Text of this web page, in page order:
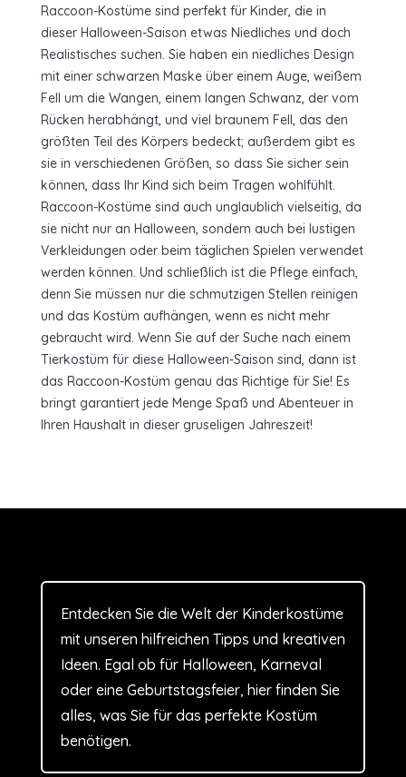
Raccoon-Kostüme sind perfekt für Kinder, die in
dieser Halloween-Saison etwas Niedliches und doch
Realistisches suchen. Sie haben ein niedliches Design
mit einer schwarzen Maske über einem Auge, weißem
Fell um die Wangen, einem langen Schwanz, der vom
Rücken herabhängt, und viel braunem Fell, das den
größten Teil des Körpers bedeckt; außerdem gibt es
sie in verschiedenen Größen, so dass Sie sicher sein
können, dass Ihr Kind sich beim Tragen wohlfühlt.
Raccoon-Kostüme sind auch unglaublich vielseitig, da
sie nicht nur an Halloween, sondern auch bei lustigen
Verkleidungen oder beim täglichen Spielen verwendet
werden können. Und schließlich ist die Pflege einfach,
denn Sie müssen nur die schmutzigen Stellen reinigen
und das Kostüm aufhängen, wenn es nicht mehr
gebraucht wird. Wenn Sie auf der Suche nach einem
Tierkostüm für diese Halloween-Saison sind, dann ist
das Raccoon-Kostüm genau das Richtige für Sie! Es
bringt garantiert jede Menge Spaß und Abenteuer in
Ihren Haushalt in dieser gruseligen Jahreszeit!
Entdecken Sie die Welt der Kinderkostüme
mit unseren hilfreichen Tipps und kreativen
Ideen. Egal ob für Halloween, Karneval
oder eine Geburtstagsfeier, hier finden Sie
alles, was Sie für das perfekte Kostüm
benötigen.